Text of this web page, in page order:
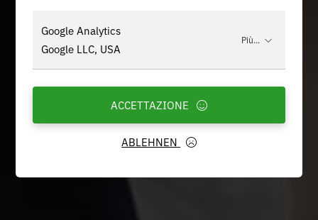
Google Analytics
Google LLC, USA
Più...
ABLEHNEN
ACCETTAZIONE